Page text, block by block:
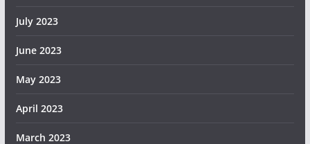
July 2023
June 2023
May 2023
April 2023
March 2023